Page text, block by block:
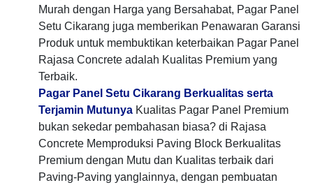
Murah dengan Harga yang Bersahabat, Pagar Panel
Setu Cikarang juga memberikan Penawaran Garansi
Produk untuk membuktikan keterbaikan Pagar Panel
Rajasa Concrete adalah Kualitas Premium yang
Terbaik.
Pagar Panel Setu Cikarang Berkualitas serta
Terjamin Mutunya Kualitas Pagar Panel Premium
bukan sekedar pembahasan biasa? di Rajasa
Concrete Memproduksi Paving Block Berkualitas
Premium dengan Mutu dan Kualitas terbaik dari
Paving-Paving yanglainnya, dengan pembuatan